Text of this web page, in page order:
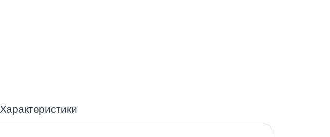
Характеристики